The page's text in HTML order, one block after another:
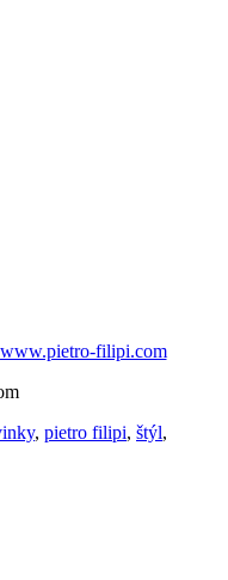
www.pietro-filipi.com
, pietro filipi, štýl,